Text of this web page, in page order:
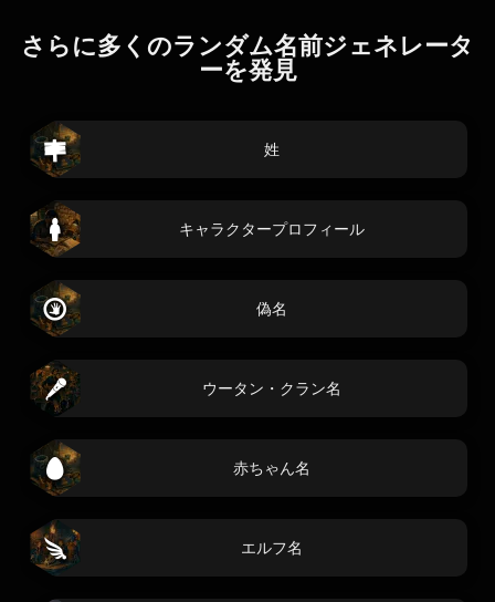
さらに多くのランダム名前ジェネレータ
ーを発見
姓
キャラクタープロフィール
偽名
ウータン・クラン名
赤ちゃん名
エルフ名